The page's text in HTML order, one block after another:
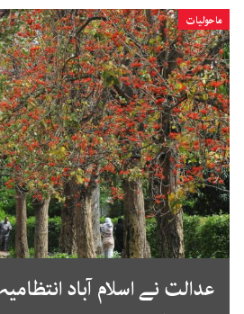
ماحولیات
عدالت نے اسلام آباد